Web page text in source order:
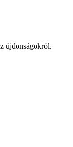
újdonságokról.